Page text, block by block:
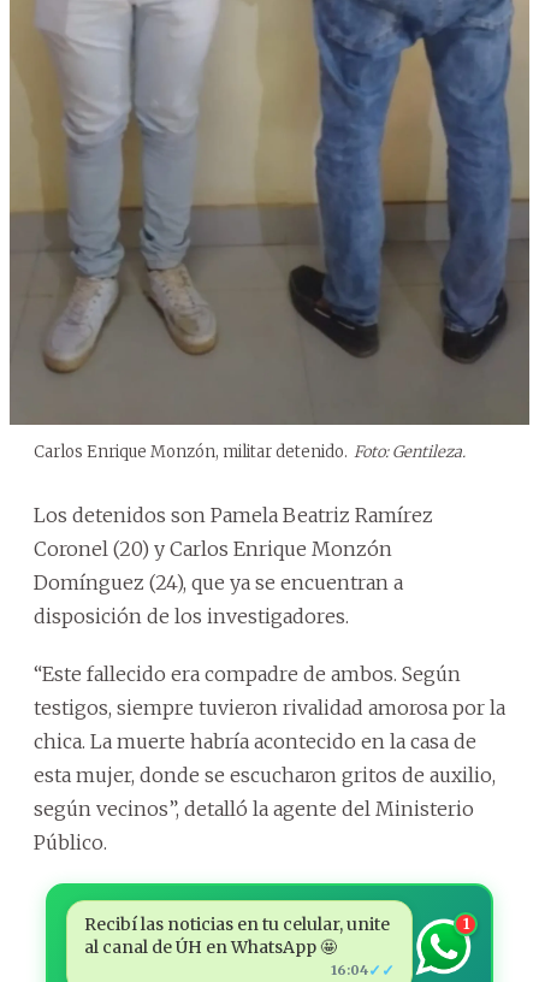
Carlos Enrique Monzón, militar detenido. Foto: Gentileza.
Los detenidos son Pamela Beatriz Ramírez
Coronel (20) y Carlos Enrique Monzón
Domínguez (24), que ya se encuentran a
disposición de los investigadores.
“Este fallecido era compadre de ambos. Según
testigos, siempre tuvieron rivalidad amorosa por la
chica. La muerte habría acontecido en la casa de
esta mujer, donde se escucharon gritos de auxilio,
según vecinos”, detalló la agente del Ministerio
Público.
Recibí las noticias en tu celular, unite
al canal de ÚH en WhatsApp 🤩
16:04✓✓
1